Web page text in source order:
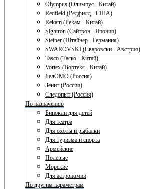
Olympus (Олимпус - Китай)
Redfield (Редфилд - США)
Rekam (Рекам - Китай)
Sightron (Сайтрон - Япония)
Steiner (Штайнер - Германия)
SWAROVSKI (Сваровски - Австрия)
Tasco (Таско - Китай)
Vortex (Вортекс - Китай)
БелОМО (Россия)
Зенит (Россия)
Следопыт (Россия)
По назначению
Бинокли для детей
Для театра
Для охоты и рыбалки
Для туризма и спорта
Армейские
Полевые
Морские
Для астрономии
По другим параметрам